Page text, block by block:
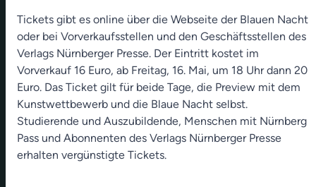
Tickets gibt es online über die Webseite der Blauen Nacht
oder bei Vorverkaufsstellen und den Geschäftsstellen des
Verlags Nürnberger Presse. Der Eintritt kostet im
Vorverkauf 16 Euro, ab Freitag, 16. Mai, um 18 Uhr dann 20
Euro. Das Ticket gilt für beide Tage, die Preview mit dem
Kunstwettbewerb und die Blaue Nacht selbst.
Studierende und Auszubildende, Menschen mit Nürnberg
Pass und Abonnenten des Verlags Nürnberger Presse
erhalten vergünstigte Tickets.